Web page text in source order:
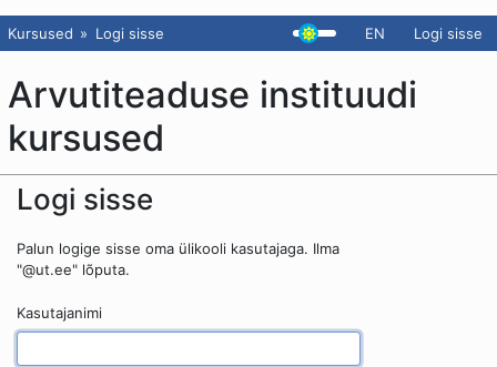
Kursused Logi sisse EN Logi sisse
Arvutiteaduse instituudi
kursused
Logi sisse
Palun logige sisse oma ülikooli kasutajaga. Ilma
"@ut.ee" lõputa.
Kasutajanimi